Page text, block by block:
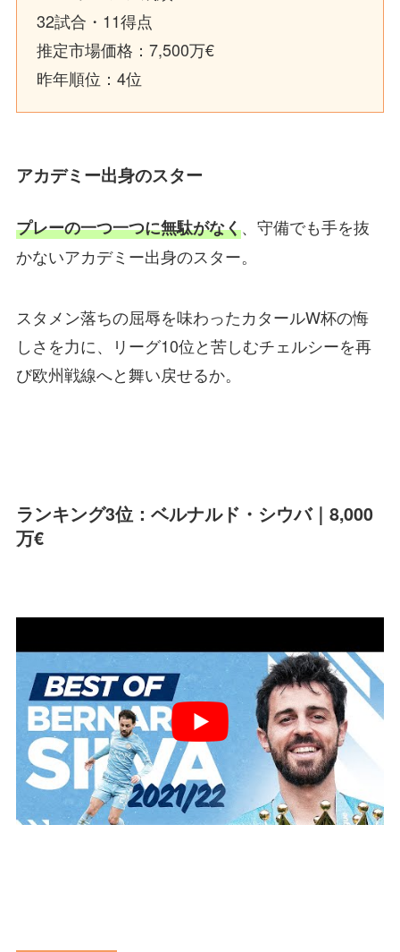
32試合・11得点
推定市場価格：7,500万€
昨年順位：4位
アカデミー出身のスター
プレーの一つ一つに無駄がなく、守備でも手を抜
かないアカデミー出身のスター。
スタメン落ちの屈辱を味わったカタールW杯の悔
しさを力に、リーグ10位と苦しむチェルシーを再
び欧州戦線へと舞い戻せるか。
ランキング3位：ベルナルド・シウバ｜8,000
万€